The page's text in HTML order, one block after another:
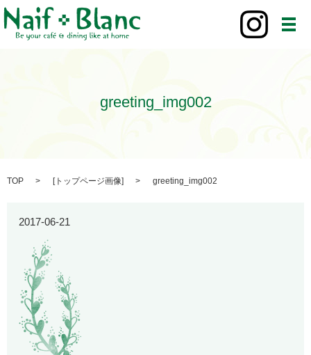
メ
greeting_img002
TOP [トップページ画像] greeting_img002
2017-06-21